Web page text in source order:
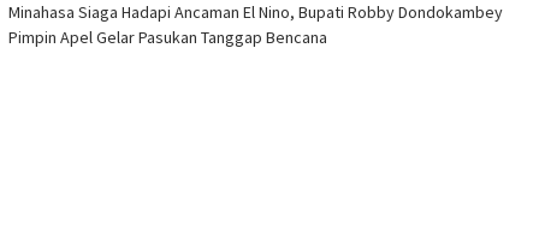
Minahasa Siaga Hadapi Ancaman El Nino, Bupati Robby Dondokambey
Pimpin Apel Gelar Pasukan Tanggap Bencana